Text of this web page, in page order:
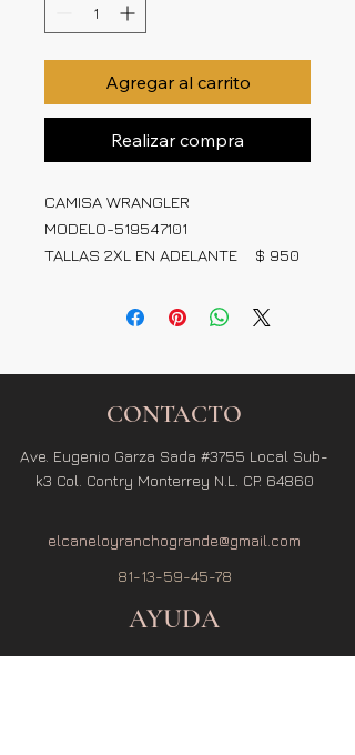
Agregar al carrito
Realizar compra
CAMISA WRANGLER
MODELO-519547101
TALLAS 2XL EN ADELANTE $ 950
CONTACTO
Ave. Eugenio Garza Sada #3755 Local Sub-
k3 Col. Contry Monterrey N.L. CP. 64860
elcaneloyranchogrande@gmail.com
81-13-59-45-78
AYUDA
Términos y Condiciones